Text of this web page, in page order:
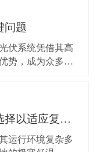
使用寿命。 日常
驾驶是维护线束
问题
伏系统凭借其高
势，成为众多领
有许多问题需要
。在开始安装前
新能源电动车线束材料应如何选择以适应复杂的环境温度范围？
运行环境复杂多